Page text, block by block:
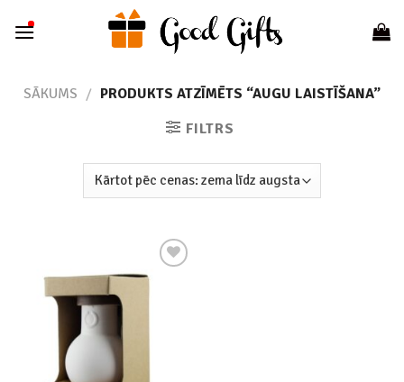
SĀKUMS / PRODUKTS ATZĪMĒTS “AUGU LAISTĪŠANA”
FILTRS